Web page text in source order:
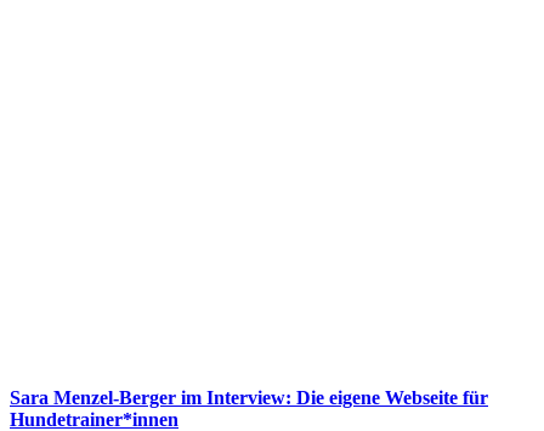
Sara Menzel-Berger im Interview: Die eigene Webseite für
Hundetrainer*innen